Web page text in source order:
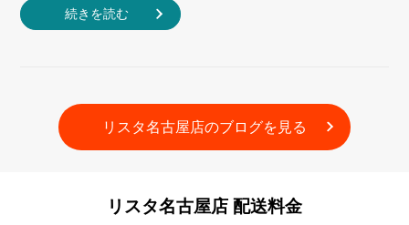
続きを読む
リスタ名古屋店のブログを見る
リスタ名古屋店 配送料金